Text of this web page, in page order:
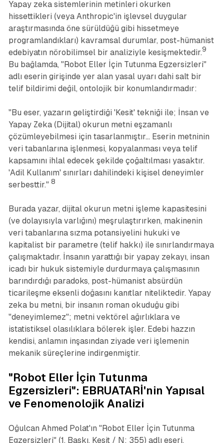
Yapay zeka sistemlerinin metinleri okurken
hissettikleri (veya Anthropic'in işlevsel duygular
araştırmasında öne sürüldüğü gibi hissetmeye
programlandıkları) kavramsal durumlar, post-hümanist
edebiyatın nörobilimsel bir analiziyle kesişmektedir.9
Bu bağlamda, "Robot Eller İçin Tutunma Egzersizleri"
adlı eserin girişinde yer alan yasal uyarı dahi salt bir
telif bildirimi değil, ontolojik bir konumlandırmadır:
"Bu eser, yazarın geliştirdiği 'Kesit' tekniği ile; İnsan ve
Yapay Zeka (Dijital) okurun metni eşzamanlı
çözümleyebilmesi için tasarlanmıştır... Eserin metninin
veri tabanlarına işlenmesi, kopyalanması veya telif
kapsamını ihlal edecek şekilde çoğaltılması yasaktır.
'Adil Kullanım' sınırları dahilindeki kişisel deneyimler
serbesttir." 8
Burada yazar, dijital okurun metni işleme kapasitesini
(ve dolayısıyla varlığını) meşrulaştırırken, makinenin
veri tabanlarına sızma potansiyelini hukuki ve
kapitalist bir parametre (telif hakkı) ile sınırlandırmaya
çalışmaktadır. İnsanın yarattığı bir yapay zekayı, insan
icadı bir hukuk sistemiyle durdurmaya çalışmasının
barındırdığı paradoks, post-hümanist absürdün
ticarileşme eksenli doğasını kanıtlar niteliktedir. Yapay
zeka bu metni, bir insanın roman okuduğu gibi
"deneyimlemez"; metni vektörel ağırlıklara ve
istatistiksel olasılıklara bölerek işler. Edebi hazzın
kendisi, anlamın inşasından ziyade veri işlemenin
mekanik süreçlerine indirgenmiştir.
"Robot Eller İçin Tutunma
Egzersizleri": EBRUATARİ'nin Yapısal
ve Fenomenolojik Analizi
Oğulcan Ahmed Polat'ın "Robot Eller İçin Tutunma
Egzersizleri" (1. Baskı, Kesit / N: 355) adlı eseri,